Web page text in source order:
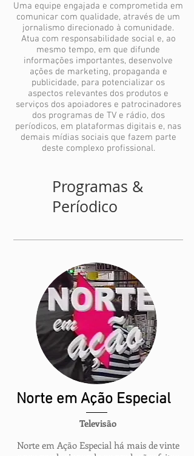
Uma equipe engajada e comprometida em
comunicar com qualidade, através de um
jornalismo direcionado à comunidade.
Atua com responsabilidade social e, ao
mesmo tempo, em que difunde
informações importantes, desenvolve
ações de marketing, propaganda e
publicidade, para potencializar os
aspectos relevantes dos produtos e
serviços dos apoiadores e patrocinadores
dos programas de TV e rádio, dos
períodicos, em plataformas digitais e, nas
demais mídias sociais que fazem parte
deste complexo profissional.
Programas &
Períodico
Norte em Ação Especial
Televisão
Norte em Ação Especial há mais de vinte